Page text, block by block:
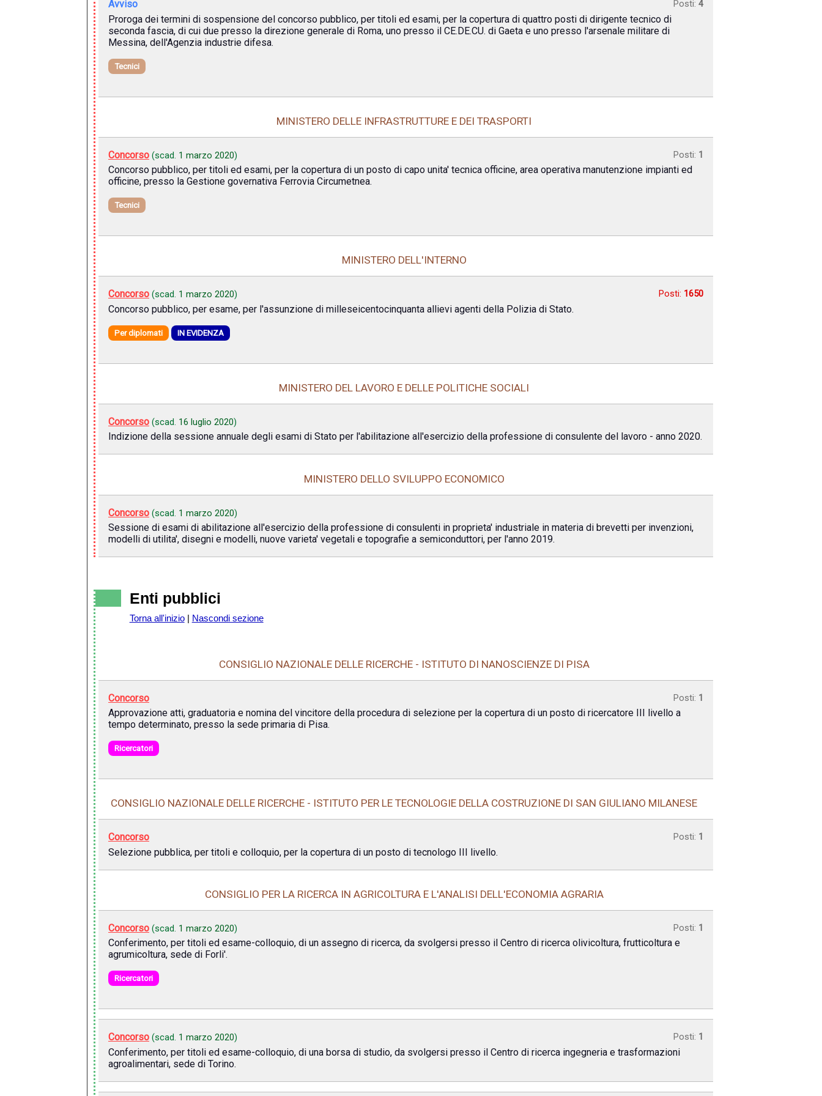
Avviso Posti: 4
Proroga dei termini di sospensione del concorso pubblico, per titoli ed esami, per la copertura di quattro posti di dirigente tecnico di
seconda fascia, di cui due presso la direzione generale di Roma, uno presso il CE.DE.CU. di Gaeta e uno presso l'arsenale militare di
Messina, dell'Agenzia industrie difesa.
Tecnici
MINISTERO DELLE INFRASTRUTTURE E DEI TRASPORTI
Concorso (scad. 1 marzo 2020) Posti: 1
Concorso pubblico, per titoli ed esami, per la copertura di un posto di capo unita' tecnica officine, area operativa manutenzione impianti ed
officine, presso la Gestione governativa Ferrovia Circumetnea.
Tecnici
MINISTERO DELL'INTERNO
Concorso (scad. 1 marzo 2020) Posti: 1650
Concorso pubblico, per esame, per l'assunzione di milleseicentocinquanta allievi agenti della Polizia di Stato.
Per diplomati IN EVIDENZA
MINISTERO DEL LAVORO E DELLE POLITICHE SOCIALI
Concorso (scad. 16 luglio 2020)
Indizione della sessione annuale degli esami di Stato per l'abilitazione all'esercizio della professione di consulente del lavoro - anno 2020.
MINISTERO DELLO SVILUPPO ECONOMICO
Concorso (scad. 1 marzo 2020)
Sessione di esami di abilitazione all'esercizio della professione di consulenti in proprieta' industriale in materia di brevetti per invenzioni,
modelli di utilita', disegni e modelli, nuove varieta' vegetali e topografie a semiconduttori, per l'anno 2019.
Enti pubblici
Torna all'inizio| Nascondi sezione
CONSIGLIO NAZIONALE DELLE RICERCHE - ISTITUTO DI NANOSCIENZE DI PISA
Concorso Posti: 1
Approvazione atti, graduatoria e nomina del vincitore della procedura di selezione per la copertura di un posto di ricercatore III livello a
tempo determinato, presso la sede primaria di Pisa.
Ricercatori
CONSIGLIO NAZIONALE DELLE RICERCHE - ISTITUTO PER LE TECNOLOGIE DELLA COSTRUZIONE DI SAN GIULIANO MILANESE
Concorso Posti: 1
Selezione pubblica, per titoli e colloquio, per la copertura di un posto di tecnologo III livello.
CONSIGLIO PER LA RICERCA IN AGRICOLTURA E L'ANALISI DELL'ECONOMIA AGRARIA
Concorso (scad. 1 marzo 2020) Posti: 1
Conferimento, per titoli ed esame-colloquio, di un assegno di ricerca, da svolgersi presso il Centro di ricerca olivicoltura, frutticoltura e
agrumicoltura, sede di Forli'.
Ricercatori
Concorso (scad. 1 marzo 2020) Posti: 1
Conferimento, per titoli ed esame-colloquio, di una borsa di studio, da svolgersi presso il Centro di ricerca ingegneria e trasformazioni
agroalimentari, sede di Torino.